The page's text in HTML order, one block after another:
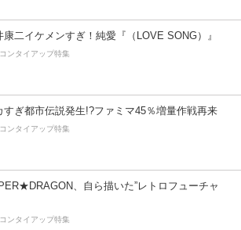
康二イケメンすぎ！純愛『（LOVE SONG）』
ンタイアップ特集
すぎ都市伝説発生!?ファミマ45％増量作戦再来
ンタイアップ特集
、自ら描いた”レトロフューチャ
ンタイアップ特集